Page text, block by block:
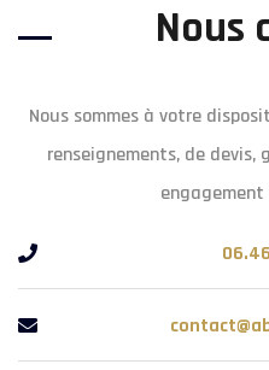
Nous
Nous sommes à votre
renseignements, de